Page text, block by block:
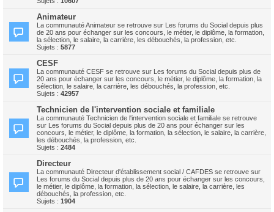
Animateur
La communauté Animateur se retrouve sur Les forums du Social depuis plus
de 20 ans pour échanger sur les concours, le métier, le diplôme, la formation,
la sélection, le salaire, la carrière, les débouchés, la profession, etc.
Sujets : 5877
CESF
La communauté CESF se retrouve sur Les forums du Social depuis plus de
20 ans pour échanger sur les concours, le métier, le diplôme, la formation, la
sélection, le salaire, la carrière, les débouchés, la profession, etc.
Sujets : 42957
Technicien de l'intervention sociale et familiale
La communauté Technicien de l'intervention sociale et familiale se retrouve
sur Les forums du Social depuis plus de 20 ans pour échanger sur les
concours, le métier, le diplôme, la formation, la sélection, le salaire, la carrière,
les débouchés, la profession, etc.
Sujets : 2484
Directeur
La communauté Directeur d'établissement social / CAFDES se retrouve sur
Les forums du Social depuis plus de 20 ans pour échanger sur les concours,
le métier, le diplôme, la formation, la sélection, le salaire, la carrière, les
débouchés, la profession, etc.
Sujets : 1904